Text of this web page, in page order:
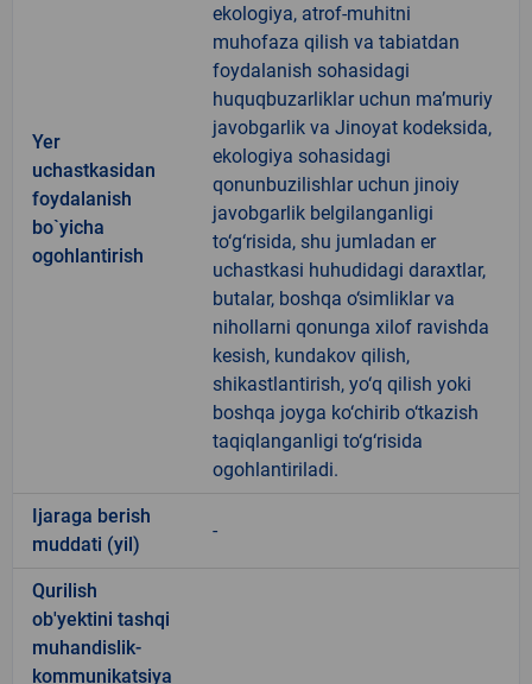
Yer
uchastkasidan
foydalanish
bo`yicha
ogohlantirish
ekologiya, atrof-muhitni
muhofaza qilish va tabiatdan
foydalanish sohasidagi
huquqbuzarliklar uchun ma’muriy
javobgarlik va Jinoyat kodeksida,
ekologiya sohasidagi
qonunbuzilishlar uchun jinoiy
javobgarlik belgilanganligi
to‘g‘risida, shu jumladan er
uchastkasi huhudidagi daraxtlar,
butalar, boshqa o‘simliklar va
nihollarni qonunga xilof ravishda
kesish, kundakov qilish,
shikastlantirish, yo‘q qilish yoki
boshqa joyga ko‘chirib o‘tkazish
taqiqlanganligi to‘g‘risida
ogohlantiriladi.
Ijaraga berish
muddati (yil)
-
Qurilish
ob'yektini tashqi
muhandislik-
kommunikatsiya